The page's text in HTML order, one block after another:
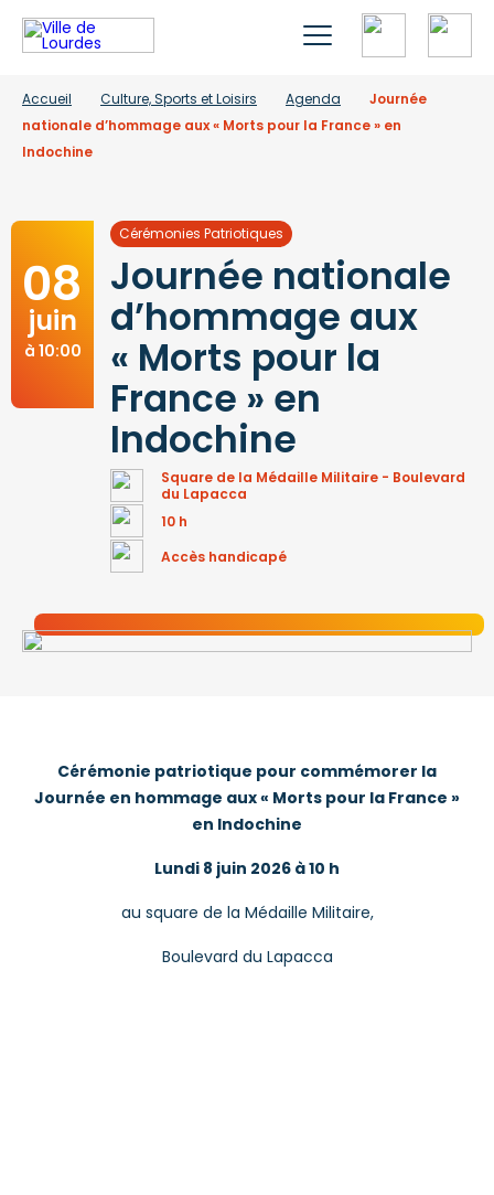
Accueil Culture, Sports et Loisirs Agenda
Journée
nationale d’hommage aux « Morts pour la France » en
Indochine
08
juin
à 10:00
Cérémonies Patriotiques
Journée nationale
d’hommage aux
« Morts pour la
France » en
Indochine
Square de la Médaille Militaire - Boulevard
du Lapacca
10 h
Accès handicapé
Cérémonie patriotique pour commémorer la
Journée en hommage aux « Morts pour la France »
en Indochine
Lundi 8 juin 2026 à 10 h
au square de la Médaille Militaire,
Boulevard du Lapacca